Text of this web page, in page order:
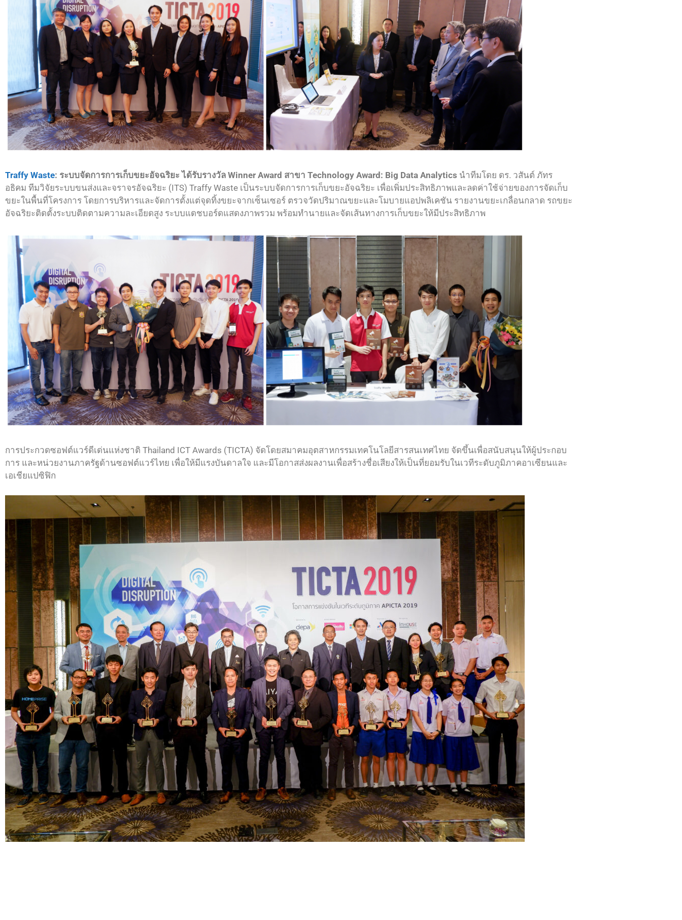
Traffy Waste: ระบบจัดการการเก็บขยะอัจฉริยะ ได้รับรางวัล Winner Award สาขา Technology Award: Big Data Analytics นำทีมโดย ดร. วสันต์ ภัทร
อธิคม ทีมวิจัยระบบขนส่งและจราจรอัจฉริยะ (ITS) Traffy Waste เป็นระบบจัดการการเก็บขยะอัจฉริยะ เพื่อเพิ่มประสิทธิภาพและลดค่าใช้จ่ายของการจัดเก็บ
ขยะในพื้นที่โครงการ โดยการบริหารและจัดการตั้งแต่จุดทิ้งขยะจากเซ็นเซอร์ ตรวจวัดปริมาณขยะและโมบายแอปพลิเคชัน รายงานขยะเกลื่อนกลาด รถขยะ
อัจฉริยะติดตั้งระบบติดตามความละเอียดสูง ระบบแดชบอร์ดแสดงภาพรวม พร้อมทำนายและจัดเส้นทางการเก็บขยะให้มีประสิทธิภาพ
การประกวดซอฟต์แวร์ดีเด่นแห่งชาติ Thailand ICT Awards (TICTA) จัดโดยสมาคมอุตสาหกรรมเทคโนโลยีสารสนเทศไทย จัดขึ้นเพื่อสนับสนุนให้ผู้ประกอบ
การ และหน่วยงานภาครัฐด้านซอฟต์แวร์ไทย เพื่อให้มีแรงบันดาลใจ และมีโอกาสส่งผลงานเพื่อสร้างชื่อเสียงให้เป็นที่ยอมรับในเวทีระดับภูมิภาคอาเซียนและ
เอเชียแปซิฟิก